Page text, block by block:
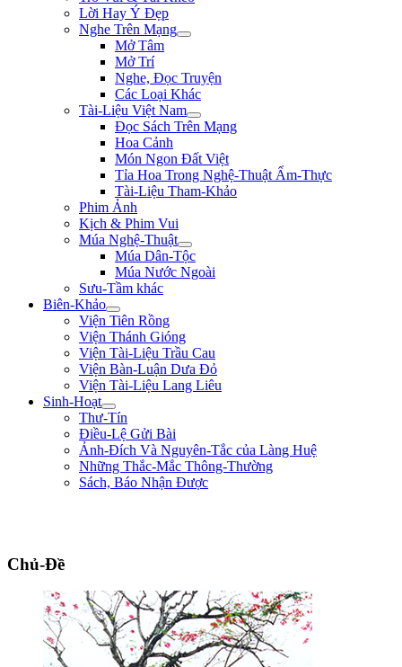
Lời Hay Ý Đẹp
Nghe Trên Mạng
Mở Tâm
Mở Trí
Nghe, Đọc Truyện
Các Loại Khác
Tài-Liệu Việt Nam
Đọc Sách Trên Mạng
Hoa Cảnh
Món Ngon Đất Việt
Tỉa Hoa Trong Nghệ-Thuật Ẩm-Thực
Tài-Liệu Tham-Khảo
Phim Ảnh
Kịch & Phim Vui
Múa Nghệ-Thuật
Múa Dân-Tộc
Múa Nước Ngoài
Sưu-Tầm khác
Biên-Khảo
Viện Tiên Rồng
Viện Thánh Gióng
Viện Tài-Liệu Trầu Cau
Viện Bàn-Luận Dưa Đỏ
Viện Tài-Liệu Lang Liêu
Sinh-Hoạt
Thư-Tín
Điều-Lệ Gửi Bài
Ảnh-Đích Và Nguyên-Tắc của Làng Huệ
Những Thắc-Mắc Thông-Thường
Sách, Báo Nhận Được
Chủ-Đề